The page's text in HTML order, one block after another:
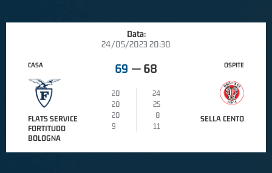
Data:
24/05/2023 20:30
CASA
FLATS SERVICE
FORTITUDO
BOLOGNA
69 — 68
20
24
20
25
20
8
9
11
OSPITE
SELLA CENTO